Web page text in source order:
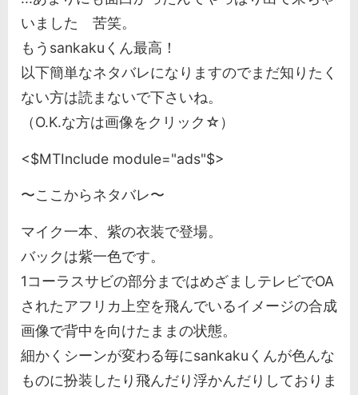
いました 苦笑。
もうsankakuくん最高！
以下簡単なネタバレになりますのでまだ知りたく
ない方は読まないで下さいね。
（O.K.な方は画像をクリック☆）
<$MTInclude module="ads"$>
〜ここからネタバレ〜
マイク一本、紫の衣装で登場。
バックは紫一色です。
1コーラスサビの部分まではめざましテレビでOA
されたアフリカ上空を飛んでいるイメージの合成
画像で背中を向けたままの状態。
細かくシーンが変わる毎にsankakuくんが色んな
ものに扮装したり飛んだり浮かんだりしておりま